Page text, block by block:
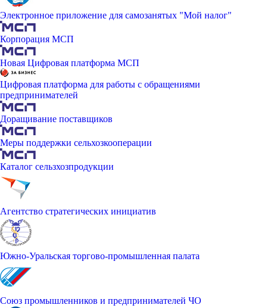
Электронное приложение для самозанятых "Мой налог"
Корпорация МСП
Новая Цифровая платформа МСП
Цифровая платформа для работы с обращениями
предпринимателей
Доращивание поставщиков
Меры поддержки сельхозкооперации
Каталог сельзхозпродукции
Агентство стратегических инициатив
Южно-Уральская торгово-промышленная палата
Союз промышленников и предпринимателей ЧО